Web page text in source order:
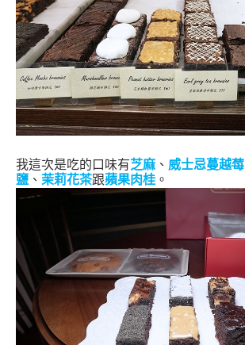
我這次是吃的口味有芝麻 、 威士忌蔓越莓
鹽 、 茉莉花茶跟蘋果肉桂 。